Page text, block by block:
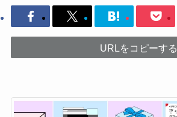
URLをコピーする